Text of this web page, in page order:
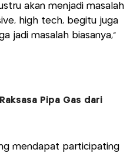
akan menjadi masalah
high tech, begitu juga
jadi masalah biasanya,”
Pipa Gas dari
mendapat participating